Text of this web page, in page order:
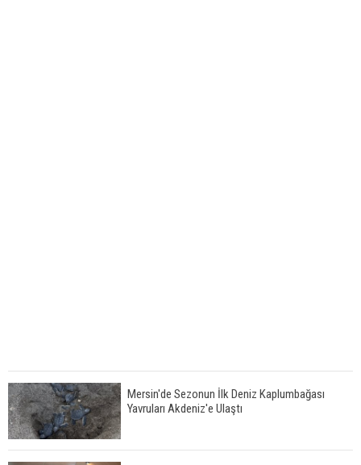
Mersin'de Sezonun İlk Deniz Kaplumbağası
Yavruları Akdeniz'e Ulaştı